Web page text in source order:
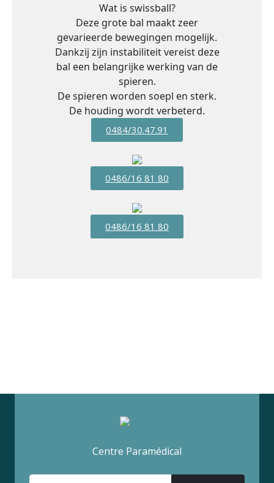
Wat is swissball?
Deze grote bal maakt zeer
gevarieerde bewegingen mogelijk.
Dankzij zijn instabiliteit vereist deze
bal een belangrijke werking van de
spieren.
De spieren worden soepl en sterk.
De houding wordt verbeterd.
0484/30.47.91
0486/16 81 80
0486/16 81 80
Centre Paramédical